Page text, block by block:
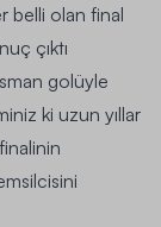
belli olan final
çıktı
golüyle
ki uzun yıllar